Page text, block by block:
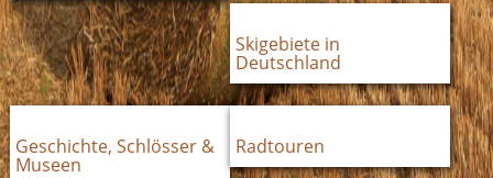
Skigebiete in
Deutschland
Geschichte, Schlösser &
Museen
Radtouren